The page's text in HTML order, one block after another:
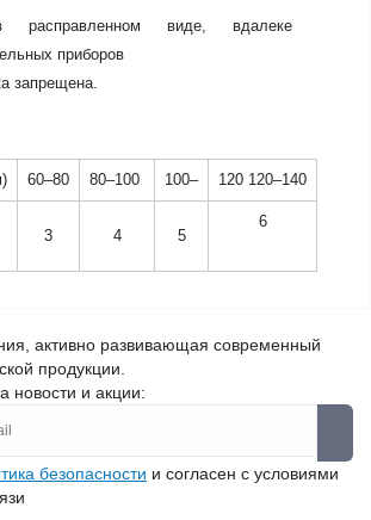
расправленном виде, вдалеке
приборов
запрещена.
60–80 80–100 100– 120 120–140
3 4 5
6
активно развивающая современный
продукции.
новости и акции:
безопасности и согласен с условиями